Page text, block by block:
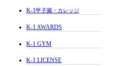
K-1甲子園・カレッジ
K-1 AWARDS
K-1 GYM
K-1 LICENSE